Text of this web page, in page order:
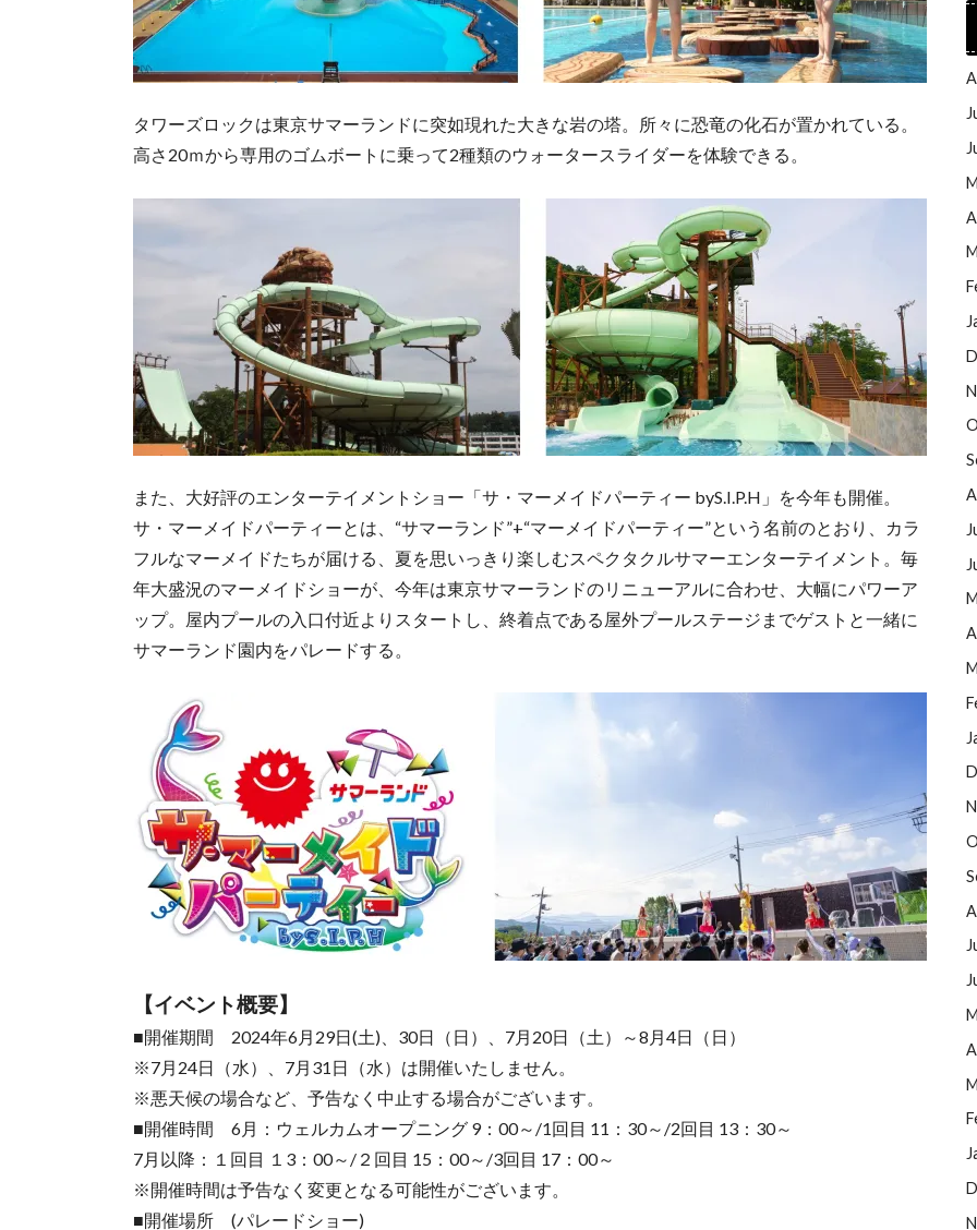
タワーズロックは東京サマーランドに突如現れた大きな岩の塔。所々に恐竜の化石が置かれている。
高さ20ｍから専用のゴムボートに乗って2種類のウォータースライダーを体験できる。
また、大好評のエンターテイメントショー「サ・マーメイドパーティー byS.I.P.H」を今年も開催。
サ・マーメイドパーティーとは、“サマーランド”+“マーメイドパーティー”という名前のとおり、カラ
フルなマーメイドたちが届ける、夏を思いっきり楽しむスペクタクルサマーエンターテイメント。毎
年大盛況のマーメイドショーが、今年は東京サマーランドのリニューアルに合わせ、大幅にパワーア
ップ。屋内プールの入口付近よりスタートし、終着点である屋外プールステージまでゲストと一緒に
サマーランド園内をパレードする。
【イベント概要】
■開催期間 2024年6月29日(土)、30日（日）、7月20日（土）～8月4日（日）
※7月24日（水）、7月31日（水）は開催いたしません。
※悪天候の場合など、予告なく中止する場合がございます。
■開催時間 6月：ウェルカムオープニング 9：00～/1回目 11：30～/2回目 13：30～
7月以降：１回目 １3：00～/２回目 15：00～/3回目 17：00～
※開催時間は予告なく変更となる可能性がございます。
■開催場所 (パレードショー)